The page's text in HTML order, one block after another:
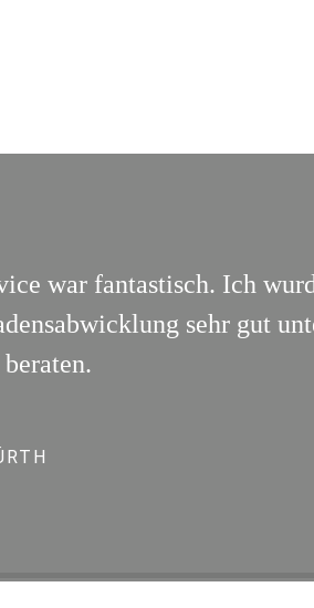
war fantastisch. Ich
sehr gut